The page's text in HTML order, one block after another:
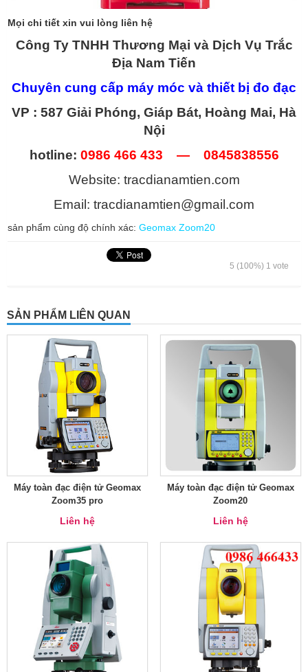
Mọi chi tiết xin vui lòng liên hệ
Công Ty TNHH Thương Mại và Dịch Vụ Trắc
Địa Nam Tiến
Chuyên cung cấp máy móc và thiết bị đo đạc
VP : 587 Giải Phóng, Giáp Bát, Hoàng Mai, Hà
Nội
hotline: 0986 466 433 — 0845838556
Website: tracdianamtien.com
Email: tracdianamtien@gmail.com
sản phẩm cùng độ chính xác: Geomax Zoom20
5 (100%) 1 vote
SẢN PHẨM LIÊN QUAN
Máy toàn đạc điện tử Geomax
Zoom35 pro
Liên hệ
Máy toàn đạc điện tử Geomax
Zoom20
Liên hệ